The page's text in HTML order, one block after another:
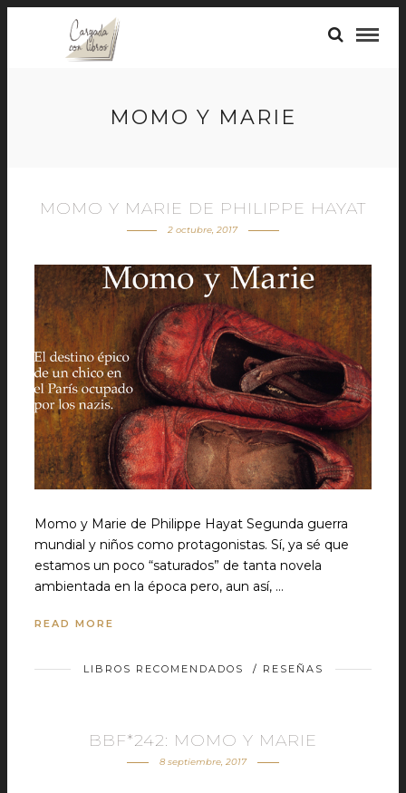
MOMO Y MARIE
MOMO Y MARIE DE PHILIPPE HAYAT
2 octubre, 2017
Momo y Marie de Philippe Hayat Segunda guerra
mundial y niños como protagonistas. Sí, ya sé que
estamos un poco “saturados” de tanta novela
ambientada en la época pero, aun así, …
READ MORE
LIBROS RECOMENDADOS / RESEÑAS
BBF*242: MOMO Y MARIE
8 septiembre, 2017